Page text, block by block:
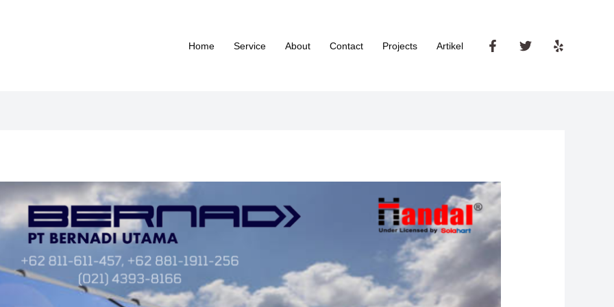
Home Service About Contact Projects Artikel